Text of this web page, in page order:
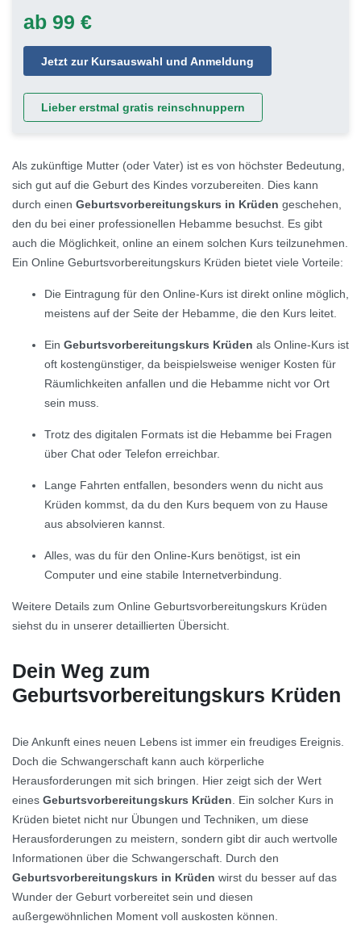
ab 99 €
Jetzt zur Kursauswahl und Anmeldung
Lieber erstmal gratis reinschnuppern
Als zukünftige Mutter (oder Vater) ist es von höchster Bedeutung,
sich gut auf die Geburt des Kindes vorzubereiten. Dies kann
durch einen Geburtsvorbereitungskurs in Krüden geschehen,
den du bei einer professionellen Hebamme besuchst. Es gibt
auch die Möglichkeit, online an einem solchen Kurs teilzunehmen.
Ein Online Geburtsvorbereitungskurs Krüden bietet viele Vorteile:
Die Eintragung für den Online-Kurs ist direkt online möglich,
meistens auf der Seite der Hebamme, die den Kurs leitet.
Ein Geburtsvorbereitungskurs Krüden als Online-Kurs ist
oft kostengünstiger, da beispielsweise weniger Kosten für
Räumlichkeiten anfallen und die Hebamme nicht vor Ort
sein muss.
Trotz des digitalen Formats ist die Hebamme bei Fragen
über Chat oder Telefon erreichbar.
Lange Fahrten entfallen, besonders wenn du nicht aus
Krüden kommst, da du den Kurs bequem von zu Hause
aus absolvieren kannst.
Alles, was du für den Online-Kurs benötigst, ist ein
Computer und eine stabile Internetverbindung.
Weitere Details zum Online Geburtsvorbereitungskurs Krüden
siehst du in unserer detaillierten Übersicht.
Dein Weg zum
Geburtsvorbereitungskurs Krüden
Die Ankunft eines neuen Lebens ist immer ein freudiges Ereignis.
Doch die Schwangerschaft kann auch körperliche
Herausforderungen mit sich bringen. Hier zeigt sich der Wert
eines Geburtsvorbereitungskurs Krüden. Ein solcher Kurs in
Krüden bietet nicht nur Übungen und Techniken, um diese
Herausforderungen zu meistern, sondern gibt dir auch wertvolle
Informationen über die Schwangerschaft. Durch den
Geburtsvorbereitungskurs in Krüden wirst du besser auf das
Wunder der Geburt vorbereitet sein und diesen
außergewöhnlichen Moment voll auskosten können.